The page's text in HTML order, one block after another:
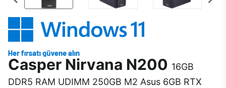
Casper Nirvana N200 16GB
DDR5 RAM UDIMM 250GB M2 Asus 6GB RTX